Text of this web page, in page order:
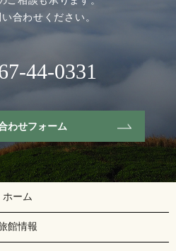
合わせください。
44-0331
わせフォーム
ホーム
館情報